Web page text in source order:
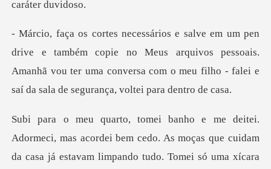
copie no Meus arquivos pessoais.
Amanhã vou ter uma conversa com o meu
do. As moças que cuidam
da casa já estavam limpando tudo. Tomei só uma xícara